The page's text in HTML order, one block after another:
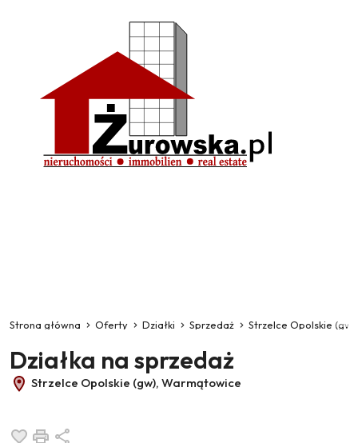
Strona główna Oferty Działki Sprzedaż Strzelce Opolskie (gw)
Działka na sprzedaż
Strzelce Opolskie (gw), Warmątowice
Dodaj do ulubionych
Drukuj